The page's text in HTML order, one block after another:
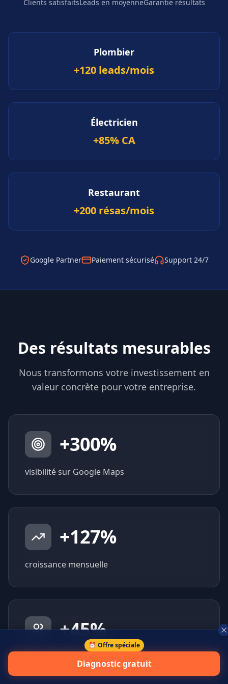
Clients satisfaitsLeads en moyenneGarantie résultats
Plombier
+120 leads/mois
Électricien
+85% CA
Restaurant
+200 résas/mois
Google Partner Paiement sécurisé Support 24/7
Des résultats mesurables
Nous transformons votre investissement en
valeur concrète pour votre entreprise.
+300%
visibilité sur Google Maps
+127%
croissance mensuelle
+45%
⏰ Offre spéciale
Diagnostic gratuit